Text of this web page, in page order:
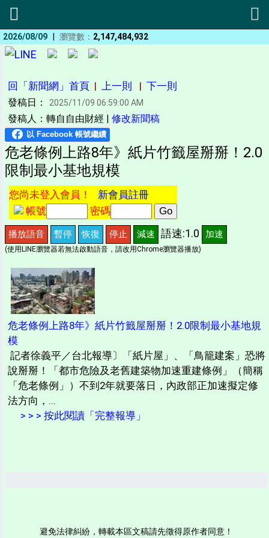
2026/08/09 | 瀏覽數： 2,147,484,932
回「新聞網」首頁 | 上一則 | 下一則
發稿日： 2025/11/09 06:59:00 AM
發稿人：轉自自由財經 | 修改新聞稿
危老條例上路8年》紙片竹籤屋掰掰！2.0
限制最小基地規模
您尚未登入會員！ 新會員註冊
帳號
密碼
播放語音 暫停 恢復 停止 減速 語速:1.0 加速
(使用LINE瀏覽器若無法啟動語音，請改用Chrome瀏覽器播放)
危老條例上路8年》紙片竹籤屋掰掰！2.0限制最小基地規
模
記者徐義平／台北報導〕「紙片屋」、「鳥籠建案」恐將
說掰掰！「都市危險及老舊建築物加速重建條例」（簡稱
「危老條例」）不到2年就要落日，內政部正加速擬定修
法方向，...
> > > 按此閱讀「完整報導」
避免法律糾紛，轉載本區文稿請先徵得原作者同意！